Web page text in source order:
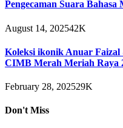
Pengecaman Suara Bahasa
August 14, 202542K
Koleksi ikonik Anuar
CIMB Merah Meriah Raya
February 28, 202529K
Don't Miss